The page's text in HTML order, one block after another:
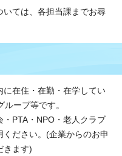
いては、各担当課までお尋
に在住・在勤・在学してい
ープ等です。
PTA・NPO・老人クラブ
ださい。(企業からのお申
きます)